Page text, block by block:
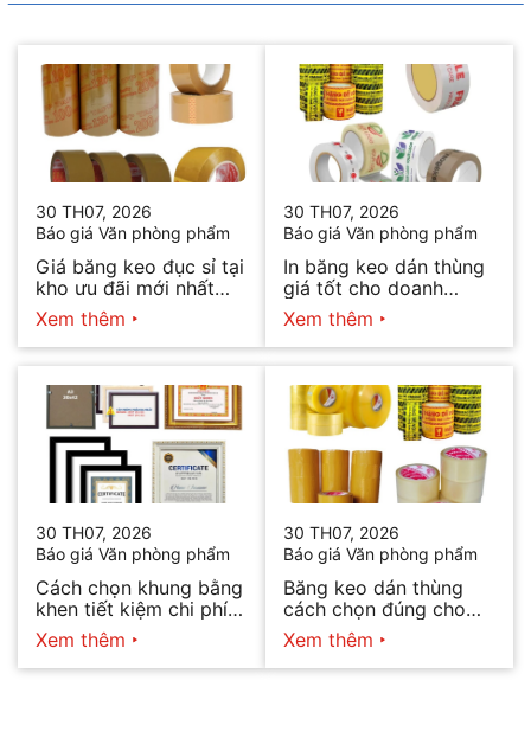
30 TH07, 2026
Báo giá Văn phòng phẩm
Giá băng keo đục sỉ tại
kho ưu đãi mới nhất
2026
Xem thêm
30 TH07, 2026
Báo giá Văn phòng phẩm
In băng keo dán thùng
giá tốt cho doanh
nghiệp bán hàng
Xem thêm
30 TH07, 2026
Báo giá Văn phòng phẩm
Cách chọn khung bằng
khen tiết kiệm chi phí
mà vẫn đẹp
Xem thêm
30 TH07, 2026
Báo giá Văn phòng phẩm
Băng keo dán thùng
cách chọn đúng cho
từng nhu cầu
Xem thêm